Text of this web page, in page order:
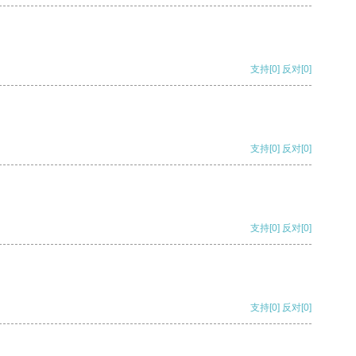
支持[0] 反对[0]
支持[0] 反对[0]
支持[0] 反对[0]
支持[0] 反对[0]